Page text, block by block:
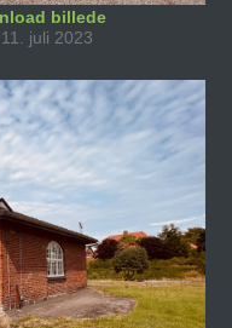
billede
juli 2023